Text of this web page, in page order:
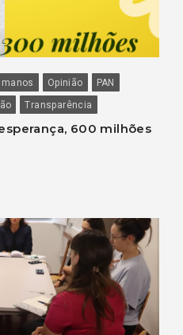
Opinião
PAN
Transparência
600 milhões